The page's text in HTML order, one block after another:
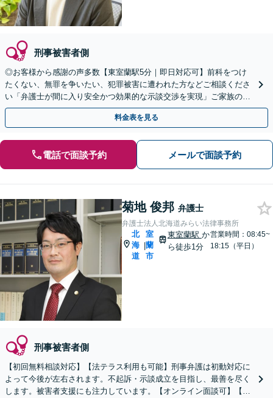
刑事被害者側
◎お客様から感謝の声多数【東室蘭駅5分｜即日対応可】前科をつけ
たくない、無罪を争いたい、犯罪被害に遭われた方などご相談くださ
い「弁護士が間に入り安全かつ効果的な示談交渉を実現」ご家族の方
へ／逮捕の連絡を受けたらすぐにご連絡を【夜間相談可】
料金表を見る
電話で面談予約 メールで面談予約
菊地 俊邦 弁護士
弁護士法人北海道みらい法律事務所
北
海
道
|
室
蘭
市
東室蘭駅 か
ら徒歩1分
営業時間：08:45~
18:15（平日）
刑事被害者側
【初回無料相談対応】【法テラス利用も可能】刑事弁護は初動対応に
よって今後が左右されます。不起訴・示談成立を目指し、最善を尽く
します。被害者支援にも注力しています。【オンライン面談可】【完